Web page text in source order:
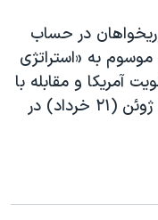
در حساب
به «استراتژی
آمریکا و مقابله با
تهدیدهای جهانی»، روز چهارشنبه ۱۰ ژوئن (۲۱ خرداد) در